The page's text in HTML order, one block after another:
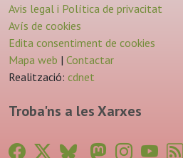
Avis legal i Política de privacitat
Avís de cookies
Edita consentiment de cookies
Mapa web | Contactar
Realització: cdnet
Troba'ns a les Xarxes